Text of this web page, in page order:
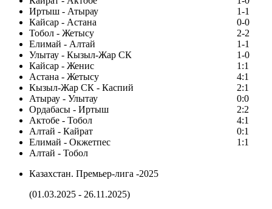
Иртыш - Атырау
1-1
Кайсар - Астана
0-0
Тобол - Жетысу
2-2
Елимай - Алтай
1-1
Улытау - Кызыл-Жар СК
1-0
Кайсар - Женис
1:1
Астана - Жетысу
4:1
Кызыл-Жар СК - Каспий
2:1
Атырау - Улытау
0:0
Ордабасы - Иртыш
2:2
Актобе - Тобол
4:1
Алтай - Кайрат
0:1
Елимай - Окжетпес
1:1
Алтай - Тобол
Казахстан. Премьер-лига -2025
(01.03.2025 - 26.11.2025)